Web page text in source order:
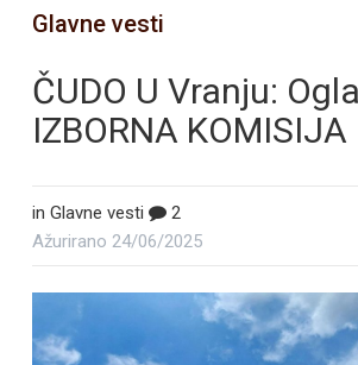
Glavne vesti
ČUDO U Vranju:
IZBORNA KOMISIJA
in Glavne vesti
2
Ažurirano 24/06/2025